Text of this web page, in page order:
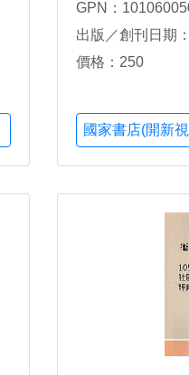
GPN：
出版／創刊日期
價格：250
國家書店(開新